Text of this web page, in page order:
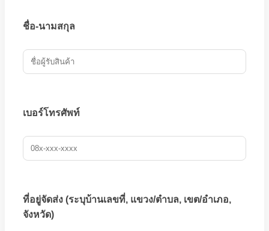
ชื่อ-นามสกุล
เบอร์โทรศัพท์
ที่อยู่จัดส่ง (ระบุบ้านเลขที่, แขวง/ตำบล, เขต/อำเภอ,
จังหวัด)